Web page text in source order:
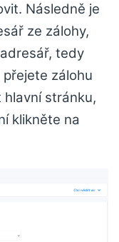
Následně je
ze zálohy,
tedy
přejete zálohu
stránku,
klikněte na